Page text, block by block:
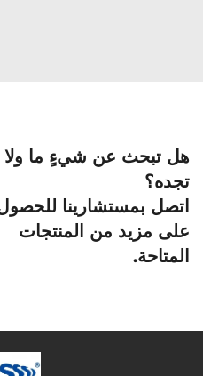
هل تبحث عن شيءٍ ما ولا
تجده؟
اتصل بمستشارينا للحصول
على مزيد من المنتجات
المتاحة.